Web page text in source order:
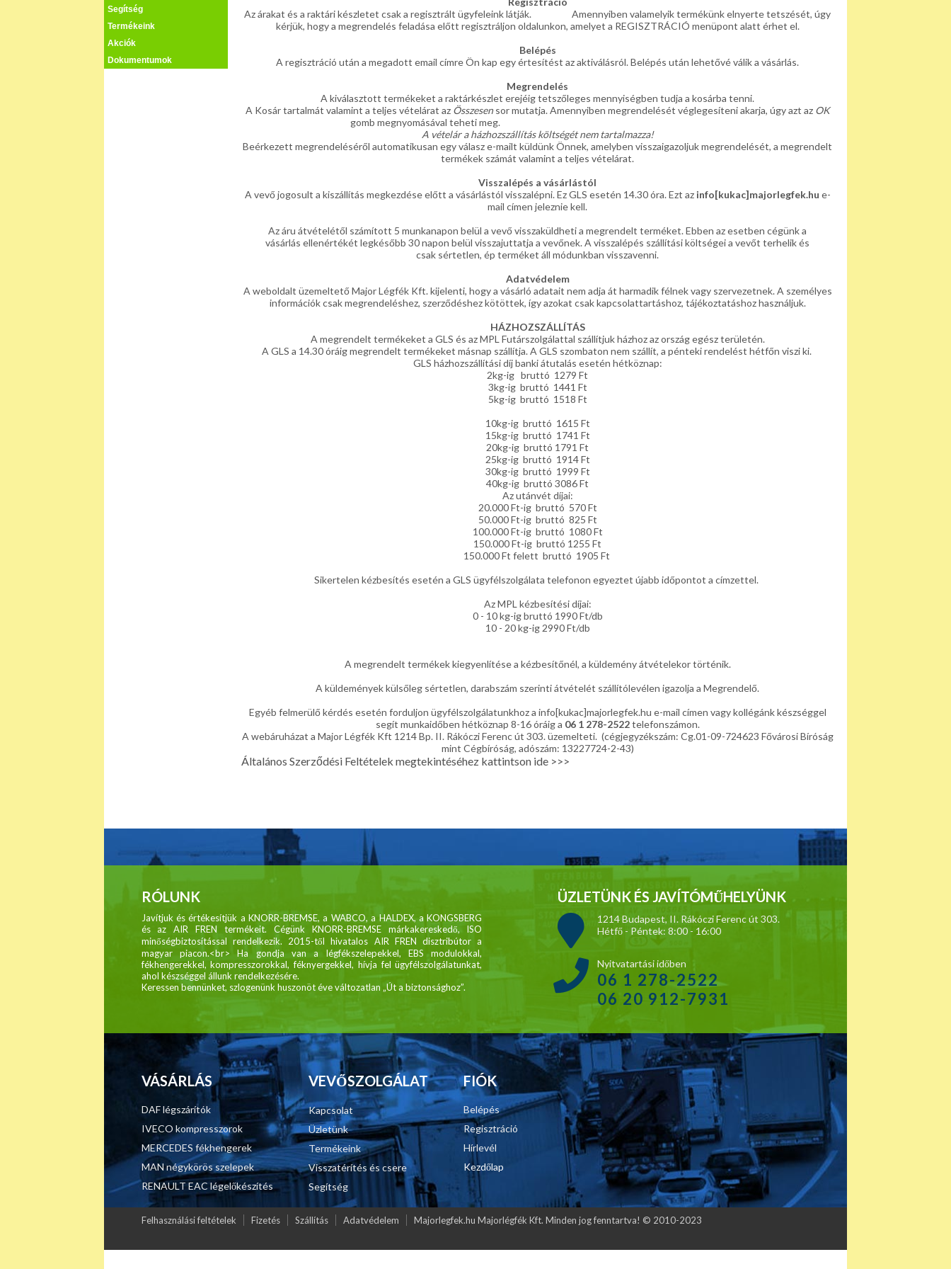
Termékeink
Segítség
Termékeink
Akciók
Dokumentumok
Az árakat és a raktári készletet csak a regisztrált ügyfeleink látják. Amennyiben valamelyik termékünk elnyerte tetszését, úgy
kérjük, hogy a megrendelés feladása előtt regisztráljon oldalunkon, amelyet a REGISZTRÁCIÓ menüpont alatt érhet el.
Belépés
A regisztráció után a megadott email címre Ön kap egy értesítést az aktiválásról. Belépés után lehetővé válik a vásárlás.
Megrendelés
A kiválasztott termékeket a raktárkészlet erejéig tetszőleges mennyiségben tudja a kosárba tenni.
A Kosár tartalmát valamint a teljes vételárat az Összesensor mutatja. Amennyiben megrendelését véglegesíteni akarja, úgy azt az OK
gomb megnyomásával teheti meg.
A vételár a házhozszállítás költségét nem tartalmazza!
Beérkezett megrendeléséről automatikusan egy válasz e-mailt küldünk Önnek, amelyben visszaigazoljuk megrendelését, a megrendelt
termékek számát valamint a teljes vételárat.
Visszalépés a vásárlástól
A vevő jogosult a kiszállítás megkezdése előtt a vásárlástól visszalépni. Ez GLS esetén 14.30 óra. Ezt az info[kukac]majorlegfek.hu e-
mail címen jeleznie kell.
Az áru átvételétől számított 5 munkanapon belül a vevő visszaküldheti a megrendelt terméket. Ebben az esetben cégünk a
vásárlás ellenértékét legkésőbb 30 napon belül visszajuttatja a vevőnek. A visszalépés szállítási költségei a vevőt terhelik és
csak sértetlen, ép terméket áll módunkban visszavenni.
Adatvédelem
A weboldalt üzemeltető Major Légfék Kft. kijelenti, hogy a vásárló adatait nem adja át harmadik félnek vagy szervezetnek. A személyes
információk csak megrendeléshez, szerződéshez kötöttek, így azokat csak kapcsolattartáshoz, tájékoztatáshoz használjuk.
HÁZHOZSZÁLLÍTÁS
A megrendelt termékeket a GLS és az MPL Futárszolgálattal szállítjuk házhoz az ország egész területén.
A GLS a 14.30 óráig megrendelt termékeket másnap szállítja. A GLS szombaton nem szállít, a pénteki rendelést hétfőn viszi ki.
GLS házhozszállítási díj banki átutalás esetén hétköznap:
2kg-ig bruttó 1279 Ft
3kg-ig bruttó 1441 Ft
5kg-ig bruttó 1518 Ft
10kg-ig bruttó 1615 Ft
15kg-ig bruttó 1741 Ft
20kg-ig bruttó 1791 Ft
25kg-ig bruttó 1914 Ft
30kg-ig bruttó 1999 Ft
40kg-ig bruttó 3086 Ft
Az utánvét díjai:
20.000 Ft-ig bruttó 570 Ft
50.000 Ft-ig bruttó 825 Ft
100.000 Ft-ig bruttó 1080 Ft
150.000 Ft-ig bruttó 1255 Ft
150.000 Ft felett bruttó 1905 Ft
Sikertelen kézbesítés esetén a GLS ügyfélszolgálata telefonon egyeztet újabb időpontot a címzettel.
Az MPL kézbesítési díjai:
0 - 10 kg-ig bruttó 1990 Ft/db
10 - 20 kg-ig 2990 Ft/db
A megrendelt termékek kiegyenlítése a kézbesítőnél, a küldemény átvételekor történik.
A küldemények külsőleg sértetlen, darabszám szerinti átvételét szállítólevélen igazolja a Megrendelő.
Egyéb felmerülő kérdés esetén forduljon ügyfélszolgálatunkhoz a info[kukac]majorlegfek.hu e-mail címen vagy kollégánk készséggel
segít munkaidőben hétköznap 8-16 óráig a 06 1 278-2522telefonszámon.
A webáruházat a Major Légfék Kft 1214 Bp. II. Rákóczi Ferenc út 303. üzemelteti. (cégjegyzékszám: Cg.01-09-724623 Fővárosi Bíróság
mint Cégbíróság, adószám: 13227724-2-43)
Általános Szerződési Feltételek megtekintéséhez kattintson ide >>>
RÓLUNK
Javítjuk és értékesítjük a KNORR-BREMSE, a WABCO, a HALDEX, a KONGSBERG
és az AIR FREN termékeit. Cégünk KNORR-BREMSE márkakereskedő, ISO
minőségbiztosítással rendelkezik. 2015-től hivatalos AIR FREN disztribútor a
magyar piacon.<br> Ha gondja van a légfékszelepekkel, EBS modulokkal,
fékhengerekkel, kompresszorokkal, féknyergekkel, hívja fel ügyfélszolgálatunkat,
ahol készséggel állunk rendelkezésére.
Keressen bennünket, szlogenünk huszonöt éve változatlan „Út a biztonsághoz”.
ÜZLETÜNK ÉS JAVÍTÓMŰHELYÜNK
1214 Budapest, II. Rákóczi Ferenc út 303.
Hétfő - Péntek: 8:00 - 16:00
Nyitvatartási időben
06 1 278-2522
06 20 912-7931
VÁSÁRLÁS
DAF légszárítók
IVECO kompresszorok
MERCEDES fékhengerek
MAN négykörös szelepek
RENAULT EAC légelőkészítés
VEVŐSZOLGÁLAT
Kapcsolat
Üzletünk
Termékeink
Visszatérítés és csere
Segítség
FIÓK
Belépés
Regisztráció
Hírlevél
Kezdőlap
Felhasználási feltételek Fizetés Szállítás Adatvédelem Majorlegfek.hu Majorlégfék Kft. Minden jog fenntartva! © 2010-2023